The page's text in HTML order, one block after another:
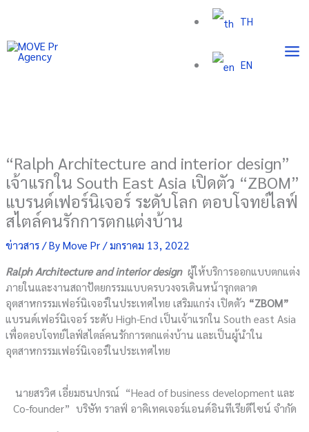
content
TH
EN
“Ralph Architecture and interior design”
เจ้าแรกใน South East Asia เปิดตัว “ZBOM”
แบรนด์เฟอร์นิเจอร์ ระดับโลก ตอบโจทย์ไลฟ์
สไตล์คนรักการตกแต่งบ้าน
ข่าวสาร/ ByMove Pr/มกราคม 13, 2022
Ralph Architecture and interior design ผู้ให้บริการออกแบบตกแต่ง
ภายในและงานสถาปัตยกรรมแบบครบวงจรเดินหน้ารุกตลาด
อุตสาหกรรมเฟอร์นิเจอร์ในประเทศไทย เสริมแกร่ง เปิดตัว “ZBOM”
แบรนด์เฟอร์นิเจอร์ ระดับ High-End เป็นเจ้าแรกใน South east Asia
เพื่อตอบโจทย์ไลฟ์สไตล์คนรักการตกแต่งบ้าน และเป็นผู้นำใน
อุตสาหกรรมเฟอร์นิเจอร์ในประเทศไทย
นายสรวิศ เอี่ยมธนปกรณ์ “Head of business development และ
Co-founder” บริษัท ราลฟ์ อาคิเทคเจอร์แอนด์อินทีเรียดีไซน์ จำกัด